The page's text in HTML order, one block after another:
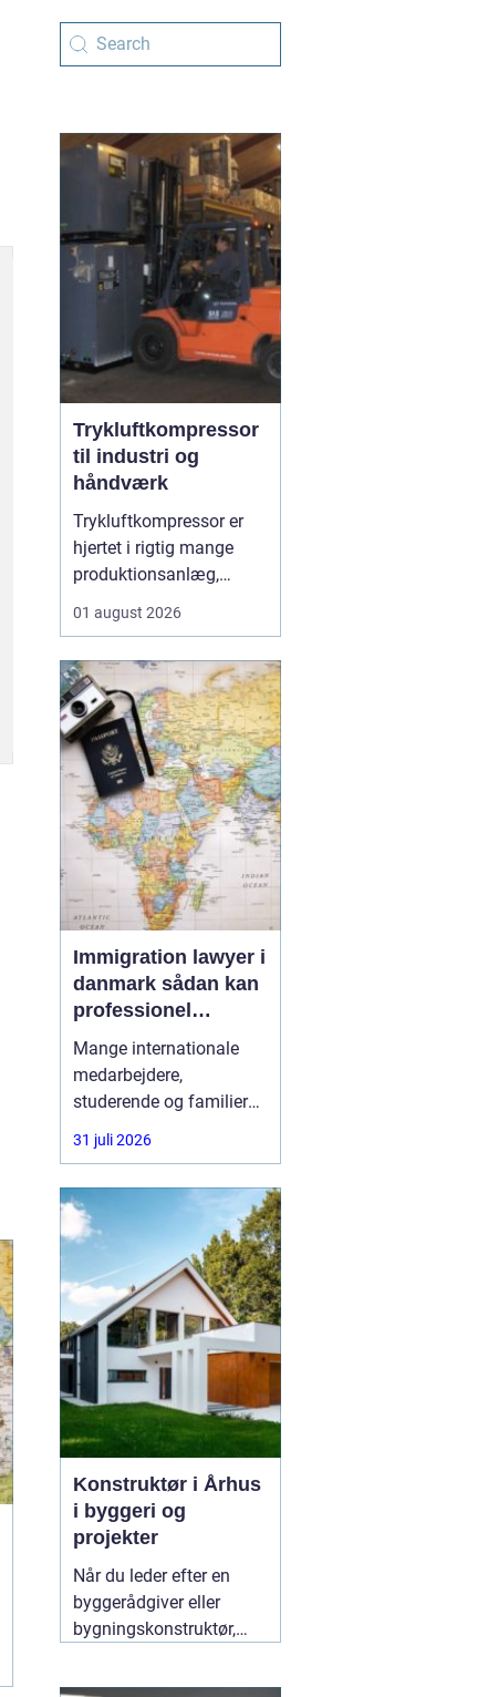
Trykluftkompressor
til industri og
håndværk
Trykluftkompressor er
hjertet i rigtig mange
produktionsanlæg,
håndværksvirksomheder,
lige så vigtig som strøm
i kontakten. En moderne
løsning kan drive alt fra
enkle håndværktøjer til
avancerede
produktionsli...
01 august 2026
Immigration lawyer i
danmark sådan kan
professionel
rådgivning gøre en
forskel
Mange internationale
medarbejdere,
studerende og familier
oplever, at vejen til
opholdstilladelse i
end enkel. Reglerne
ændrer sig ofte, og fejl i
ansøgningen kan føre til
lange ventetider eller
direkte afslag. Her kan
en
31 juli 2026
Konstruktør i Århus
i byggeri og
projekter
Når du leder efter en
byggerådgiver eller
bygningskonstruktør,
tryghed,